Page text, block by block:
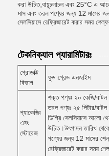
করা উচিত,বায়ুচলাচল এবং 25°C এ
মাস এবং তরল পণ্যের জন্য 12 মাসের
সেলসিয়াসে রেফ্রিজারেট করার সময়
টেকনিক্যাল প্যারামিটারঃ
প্রোডাক্ট
বিভাগ
ফুড গ্রেড এনজাইম
প্যাকেজিং
এবং
স্টোরেজ
শক্ত পণ্যঃ ২০ কেজি/বাটল
তরল পণ্যঃ ২৫ লিটার/
ডিগ্রি সেলসিয়াসে আলো
উচিত।উৎপাদন তারিখ
পণ্যের জন্য 12 মাসের
রেফ্রিজারেট করার সময়